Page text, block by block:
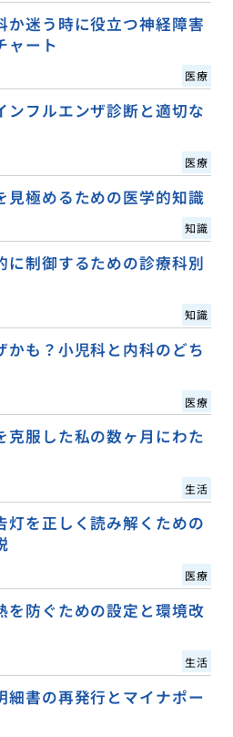
か迷う時に役立つ神経障害
ャート
医療
ンフルエンザ診断と適切な
医療
見極めるための医学的知識
知識
に制御するための診療科別
知識
かも？小児科と内科のどち
医療
克服した私の数ヶ月にわた
生活
灯を正しく読み解くための
医療
を防ぐための設定と環境改
生活
細書の再発行とマイナポー